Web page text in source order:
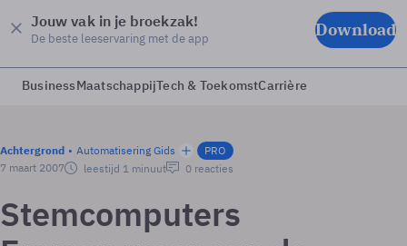
Jouw vak in je broekzak!
De beste leeservaring met de app Download
BusinessMaatschappijTech & ToekomstCarrière
Achtergrond Automatisering Gids
PRO
7 maart 2007
leestijd 1 minuut 0 reacties
Stemcomputers